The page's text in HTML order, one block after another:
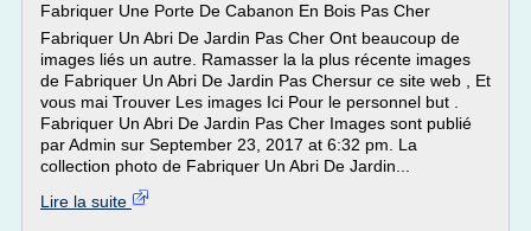
Fabriquer Une Porte De Cabanon En Bois Pas Cher
Fabriquer Un Abri De Jardin Pas Cher Ont beaucoup de
images liés un autre. Ramasser la la plus récente images
de Fabriquer Un Abri De Jardin Pas Chersur ce site web , Et
vous mai Trouver Les images Ici Pour le personnel but .
Fabriquer Un Abri De Jardin Pas Cher Images sont publié
par Admin sur September 23, 2017 at 6:32 pm. La
collection photo de Fabriquer Un Abri De Jardin...
Lire la suite